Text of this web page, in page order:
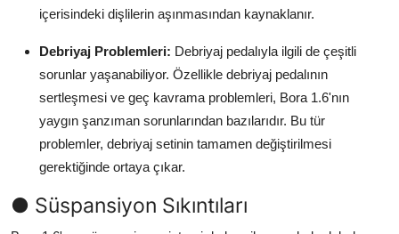
içerisindeki dişlilerin aşınmasından kaynaklanır.
Debriyaj Problemleri: Debriyaj pedalıyla ilgili de çeşitli
sorunlar yaşanabiliyor. Özellikle debriyaj pedalının
sertleşmesi ve geç kavrama problemleri, Bora 1.6'nın
yaygın şanzıman sorunlarından bazılarıdır. Bu tür
problemler, debriyaj setinin tamamen değiştirilmesi
gerektiğinde ortaya çıkar.
● Süspansiyon Sıkıntıları